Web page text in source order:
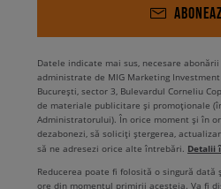
Datele indicate mai sus, necesare
administrate de MIG Marketing Investment
București, sector 3, Bulevardul Corneliu
de materiale publicitare și promoționale
Administratorului). În orice moment și în
dezabonezi, să soliciți ștergerea,
să ne adresezi orice alte întrebări. Detalii
Reducerea poate fi folosită o singură
ore din momentul primirii acesteia. Va fi